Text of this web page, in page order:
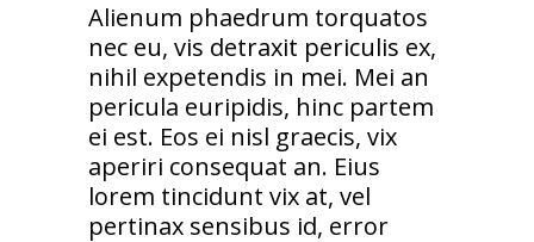
Alienum phaedrum torquatos
nec eu, vis detraxit periculis ex,
nihil expetendis in mei. Mei an
pericula euripidis, hinc partem
ei est. Eos ei nisl graecis, vix
aperiri consequat an. Eius
lorem tincidunt vix at, vel
pertinax sensibus id, error